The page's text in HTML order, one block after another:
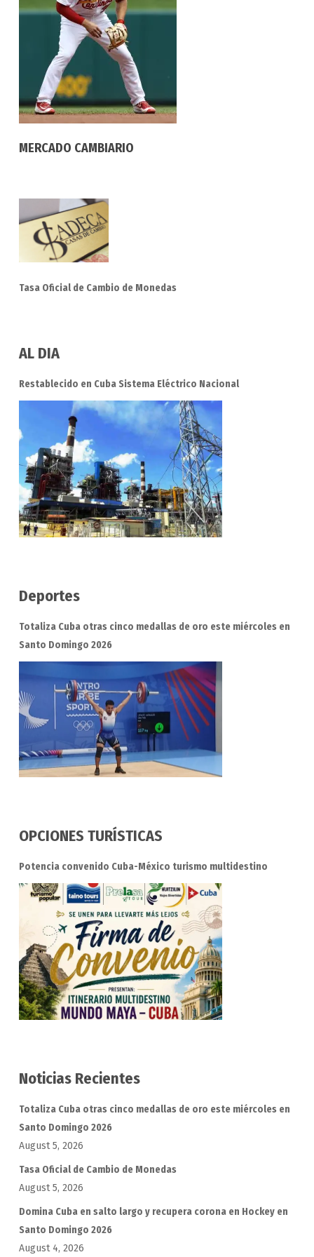
MERCADO CAMBIARIO
Tasa Oficial de Cambio de Monedas
AL DIA
Restablecido en Cuba Sistema Eléctrico Nacional
Deportes
Totaliza Cuba otras cinco medallas de oro este miércoles en
Santo Domingo 2026
OPCIONES TURÍSTICAS
Potencia convenido Cuba-México turismo multidestino
Noticias Recientes
Totaliza Cuba otras cinco medallas de oro este miércoles en
Santo Domingo 2026
August 5, 2026
Tasa Oficial de Cambio de Monedas
August 5, 2026
Domina Cuba en salto largo y recupera corona en Hockey en
Santo Domingo 2026
August 4, 2026